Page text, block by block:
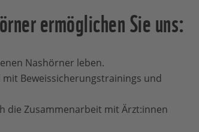
ermöglichen Sie uns:
Nashörner leben.
Beweissicherungstrainings und
die Zusammenarbeit mit Ärzt:innen